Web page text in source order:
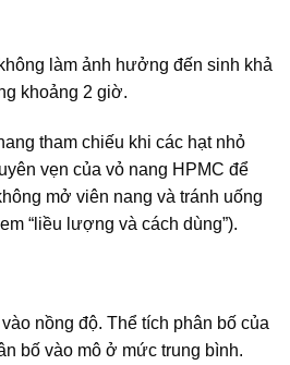
làm ảnh hưởng đến sinh khả
khoảng 2 giờ.
tham chiếu khi các hạt nhỏ
vẹn của vỏ nang HPMC để
mở viên nang và tránh uống
“liều lượng và cách dùng”).
nồng độ. Thể tích phân bố của
bố vào mô ở mức trung bình.